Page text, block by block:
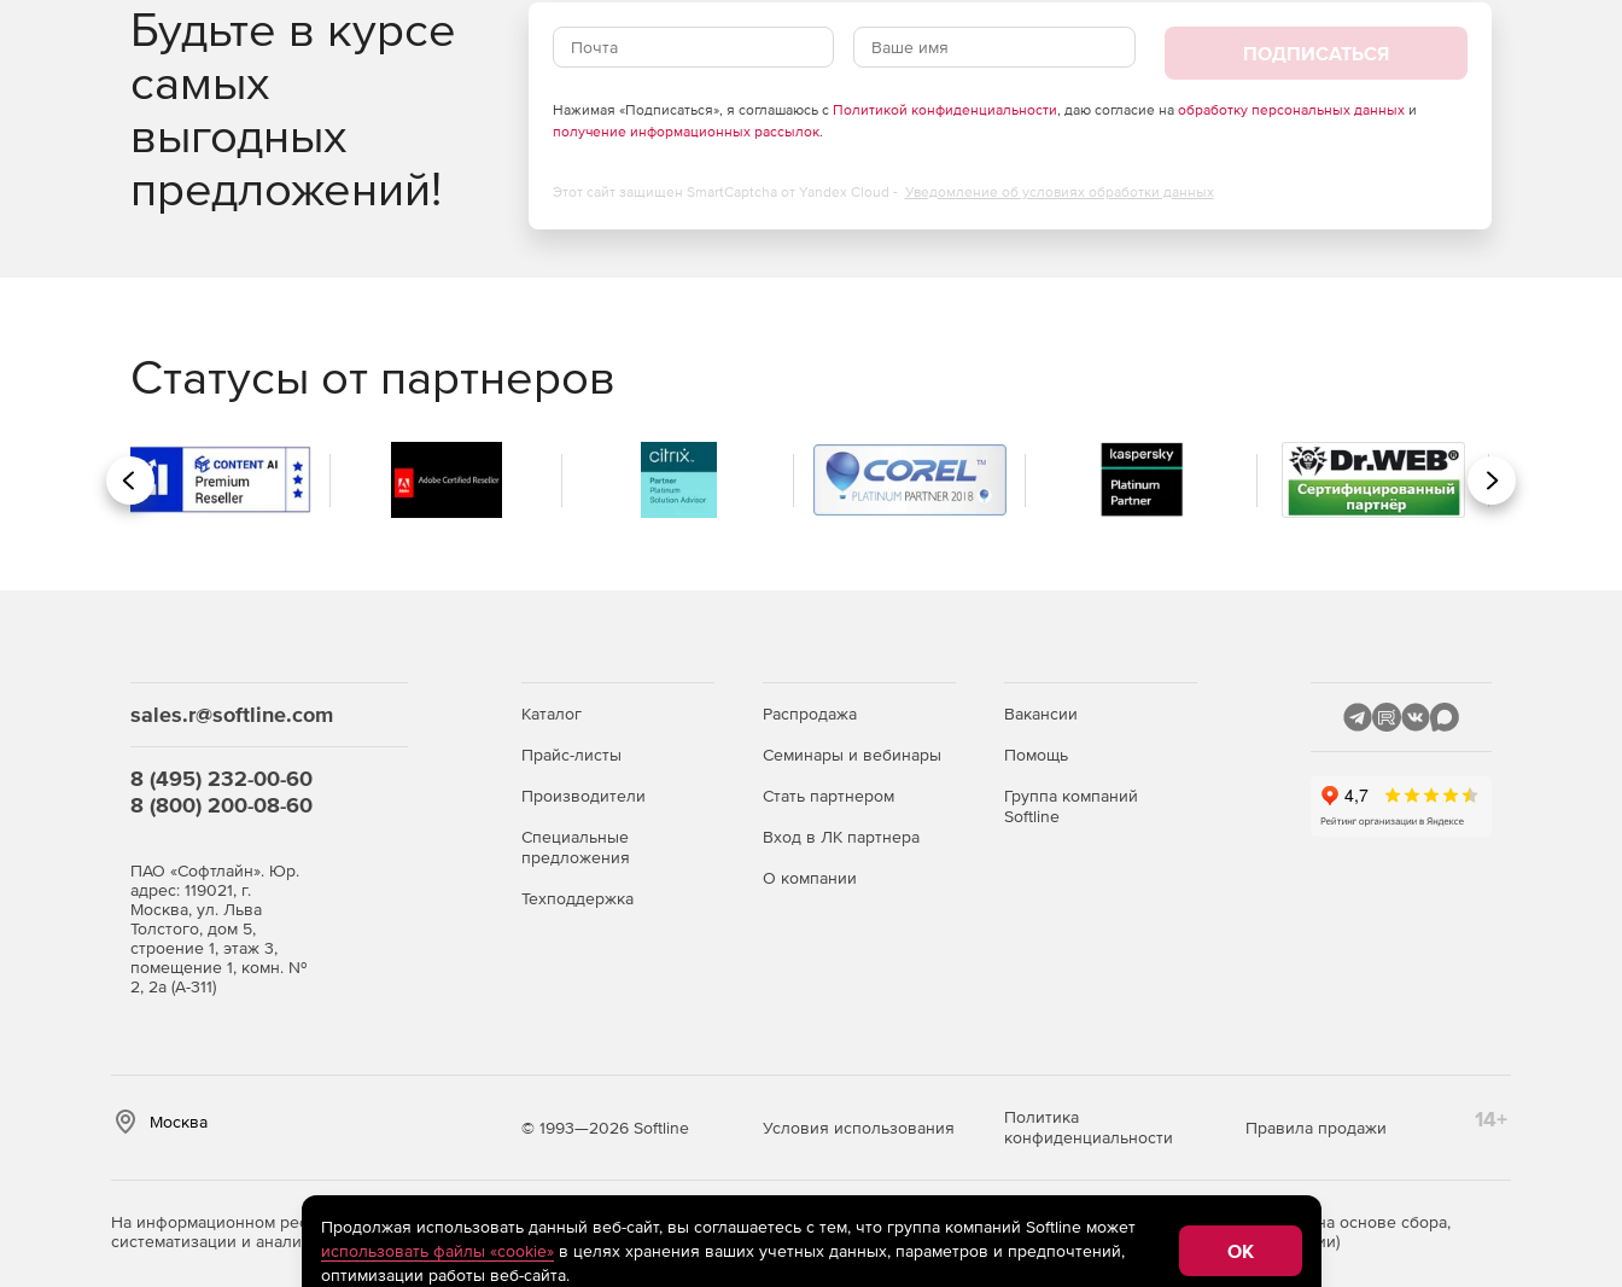
Будьте в курсе
самых
выгодных
предложений!
ПОДПИСАТЬСЯ
Нажимая «Подписаться», я соглашаюсь с Политикой конфиденциальности, даю согласие на обработку персональных данныхи
получение информационных рассылок.
Этот сайт защищен SmartCaptcha от Yandex Cloud - Уведомление об условиях обработки данных
Статусы от партнеров
Назад Вперед
sales.r@softline.com
8 (495) 232-00-60
8 (800) 200-08-60
ПАО «Софтлайн». Юр.
адрес: 119021, г.
Москва, ул. Льва
Толстого, дом 5,
строение 1, этаж 3,
помещение 1, комн. №
2, 2а (А-311)
Каталог
Прайс-листы
Производители
Специальные
предложения
Техподдержка
Распродажа
Семинары и вебинары
Стать партнером
Вход в ЛК партнера
О компании
Вакансии
Помощь
Группа компаний
Softline
Москва © 1993—2026 Softline Условия использования
Политика
конфиденциальности
Правила продажи 14+
На информационном ресурсе store.softline.ru применяютсярекомендательные технологии(информационные технологии предоставления информации на основе сбора,
систематизации и анализа сведений, относящихся к предпочтениям пользователей сети «Интернет», находящихся на территории Российской Федерации)
Продолжая использовать данный веб-сайт, вы соглашаетесь с тем, что группа компаний Softline может
использовать файлы «cookie»в целях хранения ваших учетных данных, параметров и предпочтений,
оптимизации работы веб-сайта.
OK